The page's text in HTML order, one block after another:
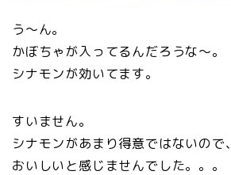
う〜ん。
かぼちゃが入ってるんだろうな〜。
シナモンが効いてます。
すいません。
シナモンがあまり得意ではないので、
おいしいと感じませんでした。。。